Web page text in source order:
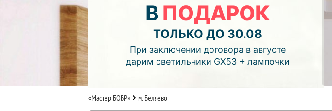
Подробнее об акции >>
Монтаж двухуровнего потолка
с фотопечатью и подсветкой (смотреть видео)
ВПОДАРОК
ТОЛЬКО ДО 30.08
При заключении договора в августе
дарим светильники GX53 + лампочки
«Мастер БОБР» м. Беляево